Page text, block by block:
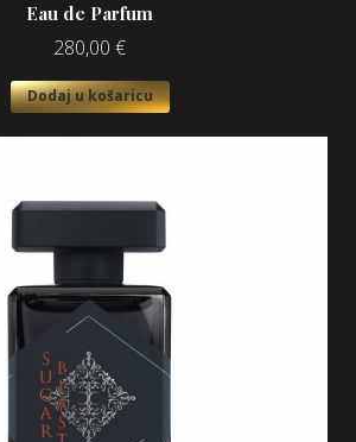
Eau de Parfum
280,00 €
Dodaj u košaricu